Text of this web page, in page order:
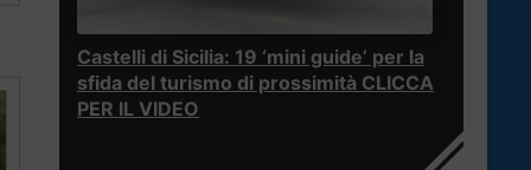
Castelli di Sicilia: 19 ‘mini guide’ per la
sfida del turismo di prossimità CLICCA
PER IL VIDEO